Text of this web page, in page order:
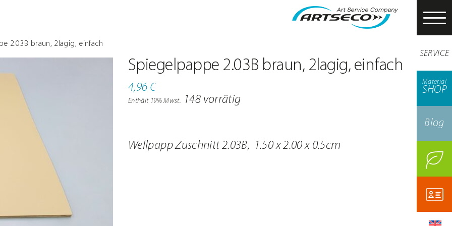
SERVICE
Material
SHOP
Blog
2.03B braun, 2lagig, einfach
Spiegelpappe 2.03B braun, 2lagig, einfach
4,96 €
Enthält 19% Mwst. 148 vorrätig
Wellpapp Zuschnitt 2.03B, 1.50 x 2.00 x 0.5cm